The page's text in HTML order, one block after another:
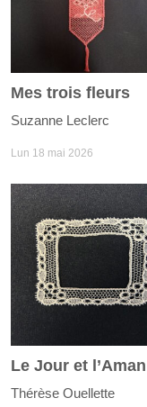
Mes trois fleurs
Suzanne Leclerc
Lun 18 mai 2026
Thérèse Ouellette